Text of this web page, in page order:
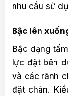
nhu cầu sử
Bậc lên
Bậc dạng
lực đặt bên
và các rãnh
đặt chân.